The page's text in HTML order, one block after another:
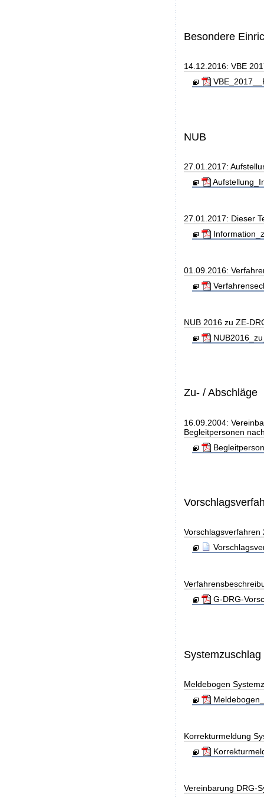
Besondere
14.12.2016: VBE
NUB
27.01.2017:
27.01.2017: Dieser
01.09.2016:
NUB 2016 zu ZE-
Zu- / Abschläge
16.09.2004:
Begleitpersonen
G-DRG-
Systemzuschlag
Meldebogen
Korrekturmeldung
Vereinbarung DRG-